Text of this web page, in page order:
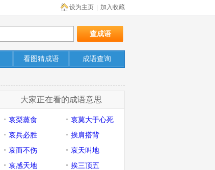
加入收藏
设为主页
看图猜成语 成语查询
大家正在看的成语意思
哀梨蒸食
哀莫大于心死
哀兵必胜
挨肩搭背
哀而不伤
哀天叫地
哀感天地
挨三顶五